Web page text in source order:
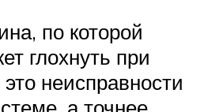
по которой
глохнуть при
неисправности